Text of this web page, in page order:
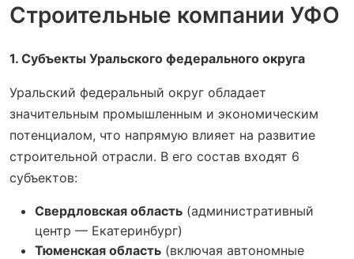
Строительные компании УФО
1. Субъекты Уральского федерального округа
Уральский федеральный округ обладает
значительным промышленным и экономическим
потенциалом, что напрямую влияет на развитие
строительной отрасли. В его состав входят 6
субъектов:
Свердловская область (административный
центр — Екатеринбург)
Тюменская область (включая автономные